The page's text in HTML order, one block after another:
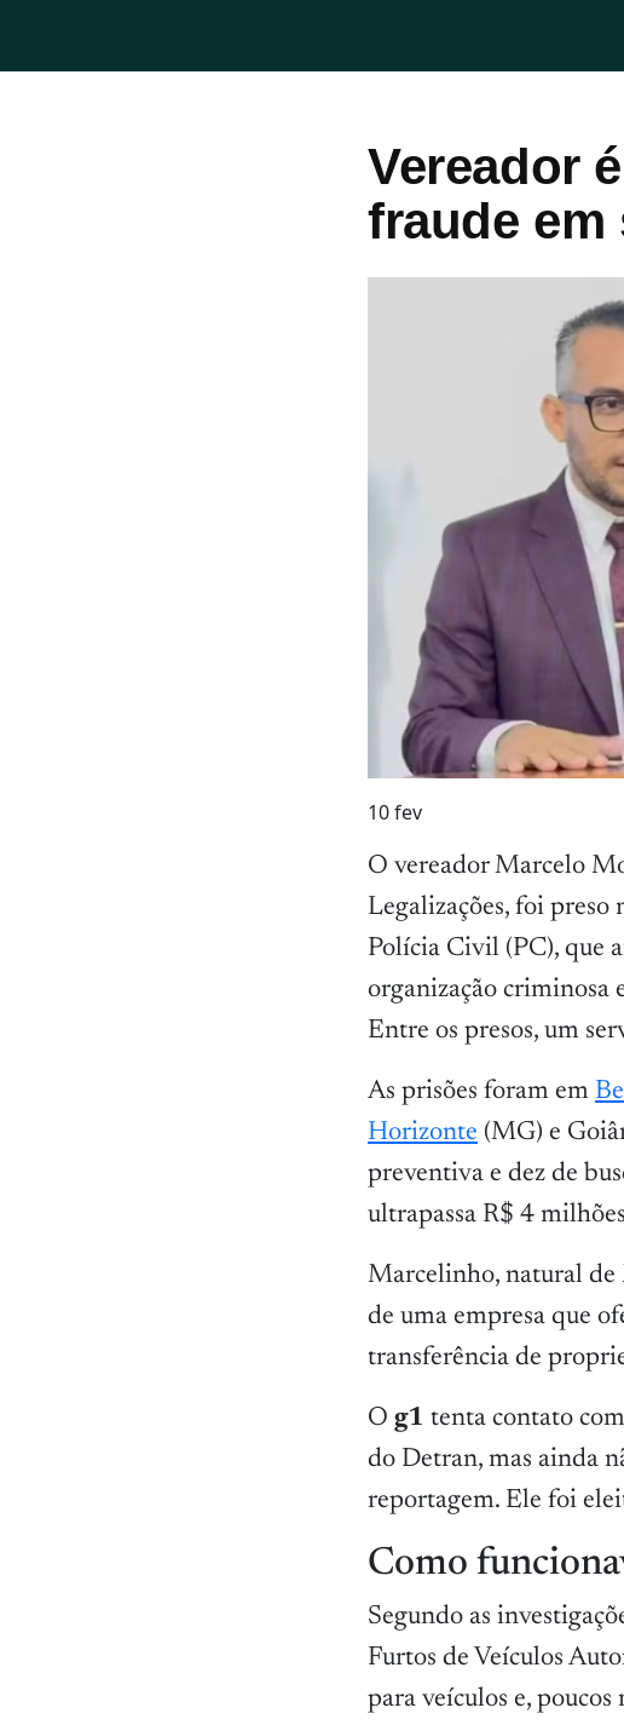
Vereador
fraude em
10fev
O vereador Marcelo
Legalizações, foi preso
Polícia Civil (PC), que
organização criminosa
Entre os presos, um
As prisões foram em
Horizonte (MG) e
preventiva e dez de
ultrapassa R$ 4
Marcelinho, natural de
de uma empresa que
transferência de
O g1 tenta contato
do Detran, mas ainda
reportagem. Ele foi
Como
Segundo as
Furtos de Veículos
para veículos e,